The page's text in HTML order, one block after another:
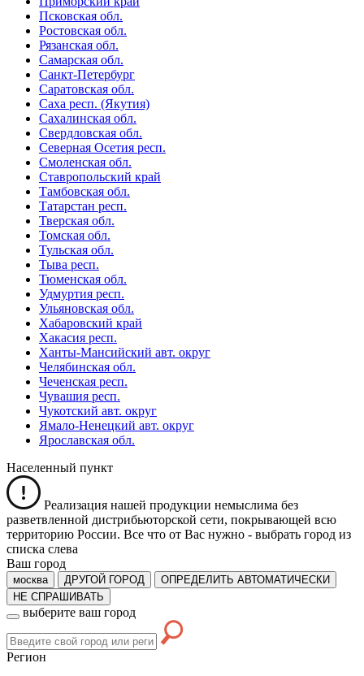
Псковская обл.
Ростовская обл.
Рязанская обл.
Самарская обл.
Санкт-Петербург
Саратовская обл.
Саха респ. (Якутия)
Сахалинская обл.
Свердловская обл.
Северная Осетия респ.
Смоленская обл.
Ставропольский край
Тамбовская обл.
Татарстан респ.
Тверская обл.
Томская обл.
Тульская обл.
Тыва респ.
Тюменская обл.
Удмуртия респ.
Ульяновская обл.
Хабаровский край
Хакасия респ.
Ханты-Мансийский авт. округ
Челябинская обл.
Чеченская респ.
Чувашия респ.
Чукотский авт. округ
Ямало-Ненецкий авт. округ
Ярославская обл.
Населенный пункт
Реализация нашей продукции немыслима без
разветвленной дистрибьюторской сети, покрывающей всю
территорию России. Все что от Вас нужно - выбрать город из
списка слева
Ваш город
москва ДРУГОЙ ГОРОД
ОПРЕДЕЛИТЬ АВТОМАТИЧЕСКИ
НЕ СПРАШИВАТЬ
выберите ваш город
Регион